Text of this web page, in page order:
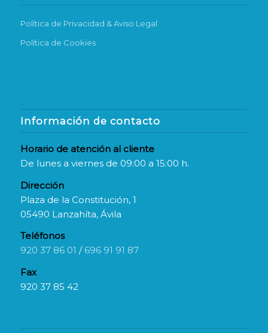
Política de Privacidad & Aviso Legal
Política de Cookies
Información de contacto
Horario de atención al cliente
De lunes a viernes de 09:00 a 15:00 h.
Dirección
Plaza de la Constitución, 1
05490 Lanzahíta, Ávila
Teléfonos
920 37 86 01 / 696 91 91 87
Fax
920 37 85 42